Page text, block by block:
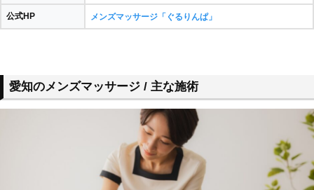
公式HP メンズマッサージ「ぐるりんぱ」
愛知のメンズマッサージ / 主な施術